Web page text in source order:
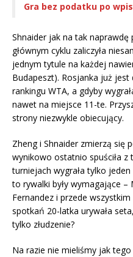
Gra bez podatku po
Shnaider jak na tak naprawdę
głównym cyklu zaliczyła
jednym tytule na każdej
Budapeszt). Rosjanka już
rankingu WTA, a gdyby
nawet na miejsce 11-te.
strony niezwykle obiecujący.
Zheng i Shnaider zmierzą się
wynikowo ostatnio spuściła z
turniejach wygrała tylko
to rywalki były wymagające –
Fernandez i przede
spotkań 20-latka urywała
tylko złudzenie?
Na razie nie mieliśmy jak